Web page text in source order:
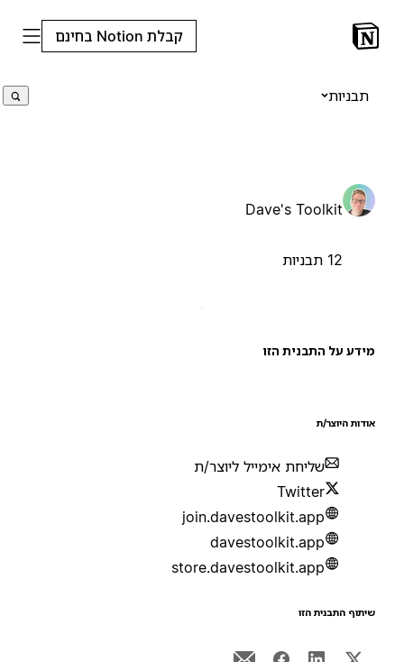
קבלת Notion בחינם
תבניות
Dave's Toolkit
על התבנית הזו
היוצר/ת
שליחת אימייל ליוצר/ת
Twitter
join.davestoolkit.app
davestoolkit.app
store.davestoolkit.app
התבנית הזו